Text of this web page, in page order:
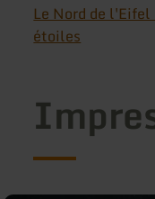
Le Nord de
étoiles